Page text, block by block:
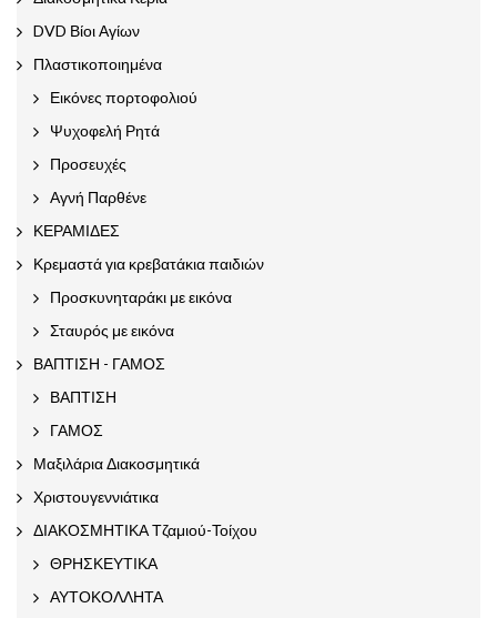
DVD Βίοι Αγίων
Πλαστικοποιημένα
Εικόνες πορτοφολιού
Ψυχοφελή Ρητά
Προσευχές
Αγνή Παρθένε
ΚΕΡΑΜΙΔΕΣ
Κρεμαστά για κρεβατάκια παιδιών
Προσκυνηταράκι με εικόνα
Σταυρός με εικόνα
ΒΑΠΤΙΣΗ - ΓΑΜΟΣ
ΒΑΠΤΙΣΗ
ΓΑΜΟΣ
Μαξιλάρια Διακοσμητικά
Χριστουγεννιάτικα
ΔΙΑΚΟΣΜΗΤΙΚΑ Τζαμιού-Τοίχου
ΘΡΗΣΚΕΥΤΙΚΑ
ΑΥΤΟΚΟΛΛΗΤΑ